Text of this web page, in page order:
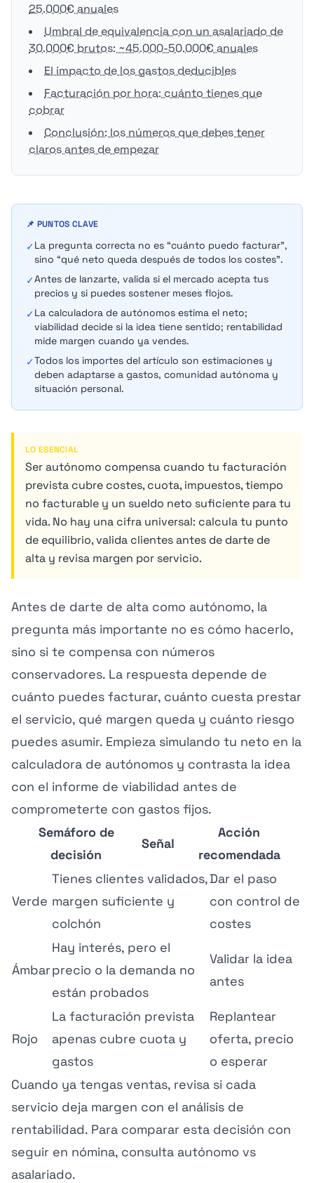
25.000€ anuales
Umbral de equivalencia con un asalariado de
30.000€ brutos: ~45.000-50.000€ anuales
El impacto de los gastos deducibles
Facturación por hora: cuánto tienes que
cobrar
Conclusión: los números que debes tener
claros antes de empezar
📌 PUNTOS CLAVE
✓La pregunta correcta no es “cuánto puedo facturar”,
sino “qué neto queda después de todos los costes”.
✓Antes de lanzarte, valida si el mercado acepta tus
precios y si puedes sostener meses flojos.
✓La calculadora de autónomos estima el neto;
viabilidad decide si la idea tiene sentido; rentabilidad
mide margen cuando ya vendes.
✓Todos los importes del artículo son estimaciones y
deben adaptarse a gastos, comunidad autónoma y
situación personal.
LO ESENCIAL
Ser autónomo compensa cuando tu facturación
prevista cubre costes, cuota, impuestos, tiempo
no facturable y un sueldo neto suficiente para tu
vida. No hay una cifra universal: calcula tu punto
de equilibrio, valida clientes antes de darte de
alta y revisa margen por servicio.
Antes de darte de alta como autónomo, la
pregunta más importante no es cómo hacerlo,
sino si te compensa con números
conservadores. La respuesta depende de
cuánto puedes facturar, cuánto cuesta prestar
el servicio, qué margen queda y cuánto riesgo
puedes asumir. Empieza simulando tu neto en la
calculadora de autónomos y contrasta la idea
con el informe de viabilidad antes de
comprometerte con gastos fijos.
Semáforo de
decisión
Señal
Acción
recomendada
Verde
Tienes clientes validados,
margen suficiente y
colchón
Dar el paso
con control de
costes
Ámbar
Hay interés, pero el
precio o la demanda no
están probados
Validar la idea
antes
Rojo
La facturación prevista
apenas cubre cuota y
gastos
Replantear
oferta, precio
o esperar
Cuando ya tengas ventas, revisa si cada
servicio deja margen con el análisis de
rentabilidad. Para comparar esta decisión con
seguir en nómina, consulta autónomo vs
asalariado.